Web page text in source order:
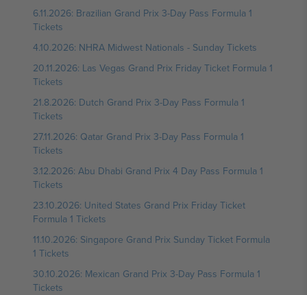
6.11.2026: Brazilian Grand Prix 3-Day Pass Formula 1
Tickets
4.10.2026: NHRA Midwest Nationals - Sunday Tickets
20.11.2026: Las Vegas Grand Prix Friday Ticket Formula 1
Tickets
21.8.2026: Dutch Grand Prix 3-Day Pass Formula 1
Tickets
27.11.2026: Qatar Grand Prix 3-Day Pass Formula 1
Tickets
3.12.2026: Abu Dhabi Grand Prix 4 Day Pass Formula 1
Tickets
23.10.2026: United States Grand Prix Friday Ticket
Formula 1 Tickets
11.10.2026: Singapore Grand Prix Sunday Ticket Formula
1 Tickets
30.10.2026: Mexican Grand Prix 3-Day Pass Formula 1
Tickets